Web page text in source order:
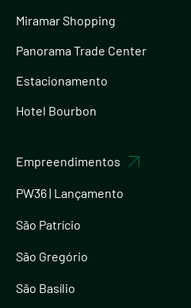
Miramar Shopping
Panorama Trade Center
Estacionamento
Hotel Bourbon
Empreendimentos
PW36 | Lançamento
São Patrício
São Gregório
São Basílio